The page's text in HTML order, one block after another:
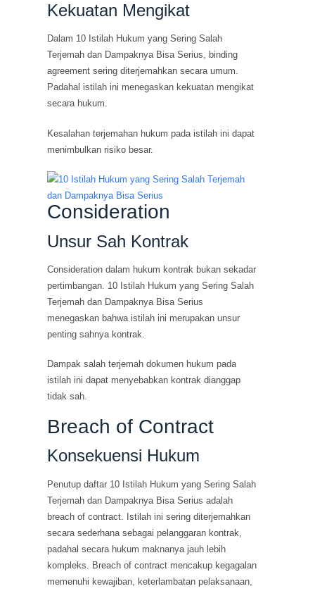
Kekuatan Mengikat
Dalam 10 Istilah Hukum yang Sering Salah
Terjemah dan Dampaknya Bisa Serius, binding
agreement sering diterjemahkan secara umum.
Padahal istilah ini menegaskan kekuatan mengikat
secara hukum.
Kesalahan terjemahan hukum pada istilah ini dapat
menimbulkan risiko besar.
Consideration
Unsur Sah Kontrak
Consideration dalam hukum kontrak bukan sekadar
pertimbangan. 10 Istilah Hukum yang Sering Salah
Terjemah dan Dampaknya Bisa Serius
menegaskan bahwa istilah ini merupakan unsur
penting sahnya kontrak.
Dampak salah terjemah dokumen hukum pada
istilah ini dapat menyebabkan kontrak dianggap
tidak sah.
Breach of Contract
Konsekuensi Hukum
Penutup daftar 10 Istilah Hukum yang Sering Salah
Terjemah dan Dampaknya Bisa Serius adalah
breach of contract. Istilah ini sering diterjemahkan
secara sederhana sebagai pelanggaran kontrak,
padahal secara hukum maknanya jauh lebih
kompleks. Breach of contract mencakup kegagalan
memenuhi kewajiban, keterlambatan pelaksanaan,